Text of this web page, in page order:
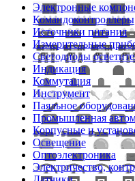
Электронные
Командоконтроллеры
Источники питания
Измерительные
Светодиоды
Индикация
Коммутация
Инструмент
Паяльное
Промышленная
Корпусные и
Освещение
Оптоэлектроника
Электричество,